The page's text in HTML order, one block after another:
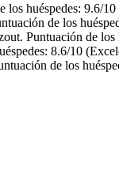
huéspedes: 9.6/
de los
Puntuación de los
8.6/10
de los